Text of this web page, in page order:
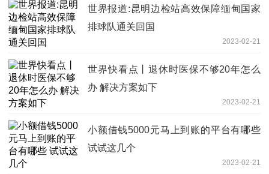
世界报道:昆明边检站高效保障缅甸国家
排球队通关回国
2023-02-21
世界快看点丨退休时医保不够20年怎么
办 解决方案如下
2023-02-21
小额借钱5000元马上到账的平台有哪些
试试这几个
2023-02-21